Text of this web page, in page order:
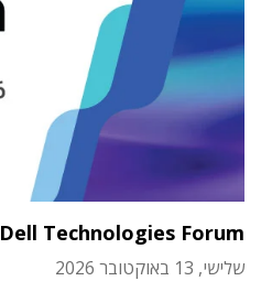
Dell Technologies Forum
שלישי, 13 באוקטובר 2026